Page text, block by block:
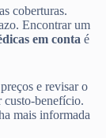
coberturas.
Encontrar um
em conta é
e revisar o
custo-benefício.
mais informada